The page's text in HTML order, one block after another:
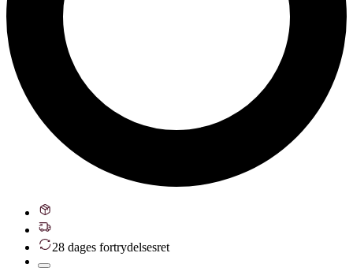
28 dages fortrydelsesret